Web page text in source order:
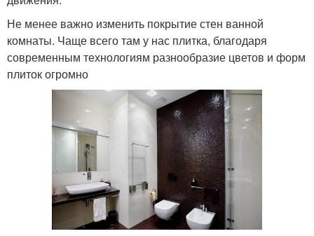
Не менее важно изменить покрытие стен ванной
комнаты. Чаще всего там у нас плитка, благодаря
современным технологиям разнообразие цветов и форм
плиток огромно